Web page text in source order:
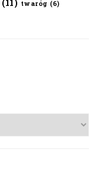
(11) twaróg (6)